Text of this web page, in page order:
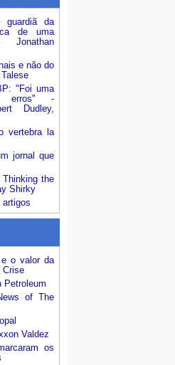
da
de uma
Jonathan
e não do
"Foi uma
erros" -
Dudley,
vertebra la
jornal que
Thinking the
Shirky
artigos
o valor da
Crise
Petroleum
of The
Valdez
os